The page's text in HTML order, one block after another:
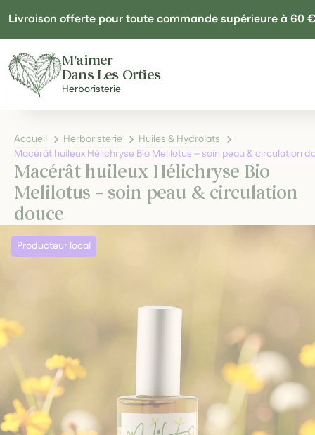
Livraison offerte pour toute commande supérieure à 60 €
M'aimer
Dans Les Orties
Herboristerie
Accueil Herboristerie
Huiles & Hydrolats
Macérât huileux Hélichryse Bio Melilotus – soin peau & circulation
Macérât huileux Hélichryse Bio
Melilotus – soin peau & circulation
douce